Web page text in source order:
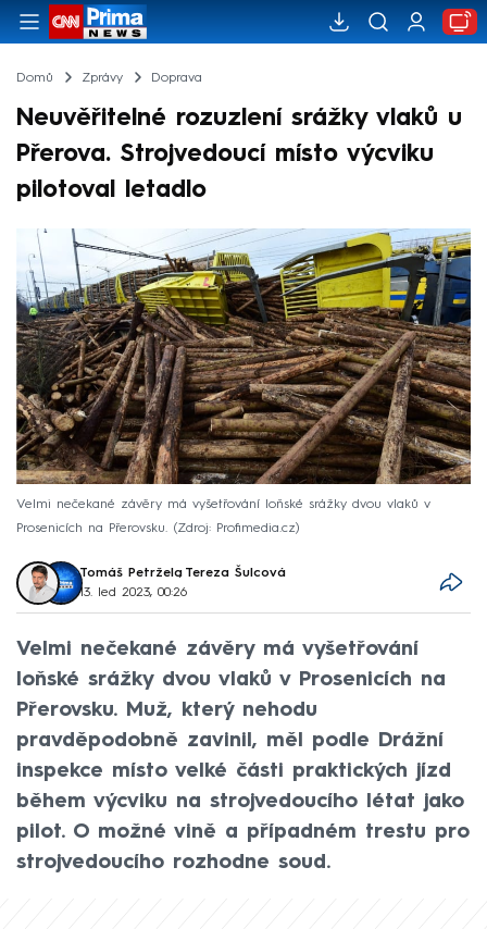
Domů Zprávy Doprava
Neuvěřitelné rozuzlení srážky vlaků u
Přerova. Strojvedoucí místo výcviku
pilotoval letadlo
Velmi nečekané závěry má vyšetřování loňské srážky dvou vlaků v
Prosenicích na Přerovsku.
Zdroj: Profimedia.cz
Tomáš Petržela, Tereza Šulcová
13. led 2023, 00:26
Velmi nečekané závěry má vyšetřování
loňské srážky dvou vlaků v Prosenicích na
Přerovsku. Muž, který nehodu
pravděpodobně zavinil, měl podle Drážní
inspekce místo velké části praktických jízd
během výcviku na strojvedoucího létat jako
pilot. O možné vině a případném trestu pro
strojvedoucího rozhodne soud.